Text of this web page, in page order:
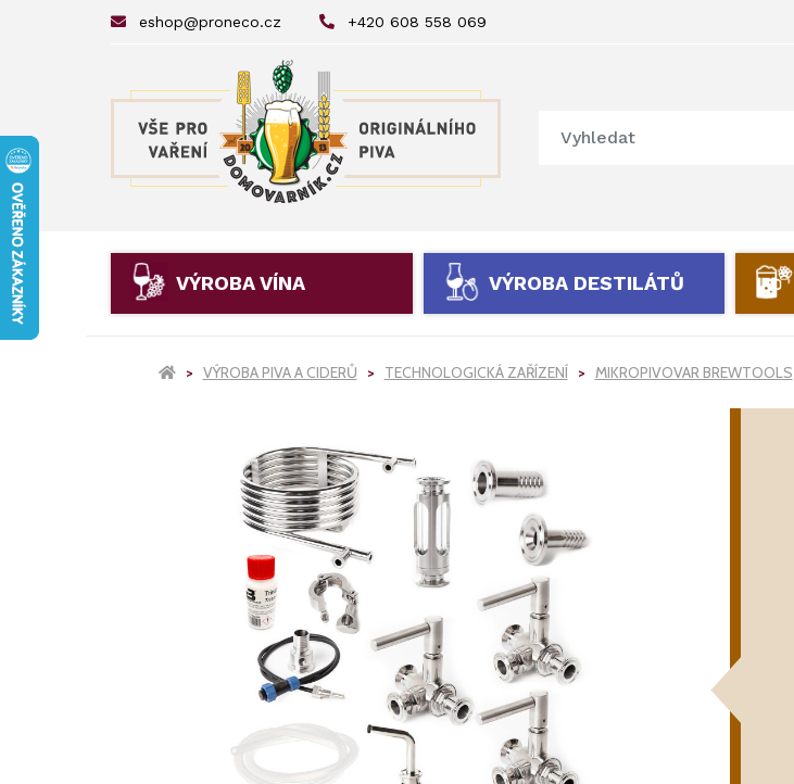
eshop@proneco.cz +420 608 558 069
VÝROBA VÍNA VÝROBA DESTILÁTŮ
VÝROBA PIVA A CIDERŮ TECHNOLOGICKÁ ZAŘÍZENÍ MIKROPIVOVAR BREWTOOLS